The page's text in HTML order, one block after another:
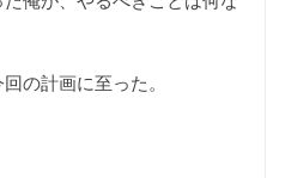
の計画に至った。